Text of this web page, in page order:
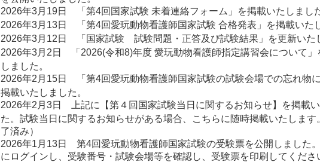
2026年3月19日 「 第4回国家試験 未着連絡フォーム 」を掲載いたしまし
2026年3月13日 「 第4回愛玩動物看護師国家試験 合格発表 」を掲載いた
2026年3月12日 「 国家試験 試験問題・正答及び試験結果 」を更新いた
2026年3月2日 「 2026(令和8)年度 愛玩動物看護師指定講習会について
しました。
2026年2月15日 「 第4回愛玩動物看護師国家試験の試験会場での忘れ物
掲載いたしました。
2026年2月3日 上記に【第４回国家試験当日に関するお知らせ】を掲載
た。試験当日に関するお知らせがある場合、こちらに随時掲載いたします
了済み）
2026年1月13日 第4回愛玩動物看護師国家試験の受験票を公開しました。
にログインし、受験番号・試験会場等を確認し、受験票を印刷してくださ